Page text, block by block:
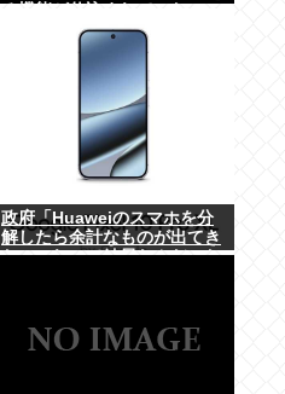
政府「Huaweiのスマホを分
解したら余計なものが出てき
た」これって結局なんだった